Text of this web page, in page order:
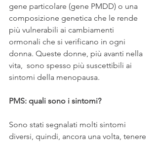
gene particolare (gene PMDD) o una
composizione genetica che le rende
più vulnerabili ai cambiamenti
ormonali che si verificano in ogni
donna. Queste donne, più avanti nella
vita,  sono spesso più suscettibili ai
sintomi della menopausa.
PMS: quali sono i sintomi?
Sono stati segnalati molti sintomi
diversi, quindi, ancora una volta, tenere